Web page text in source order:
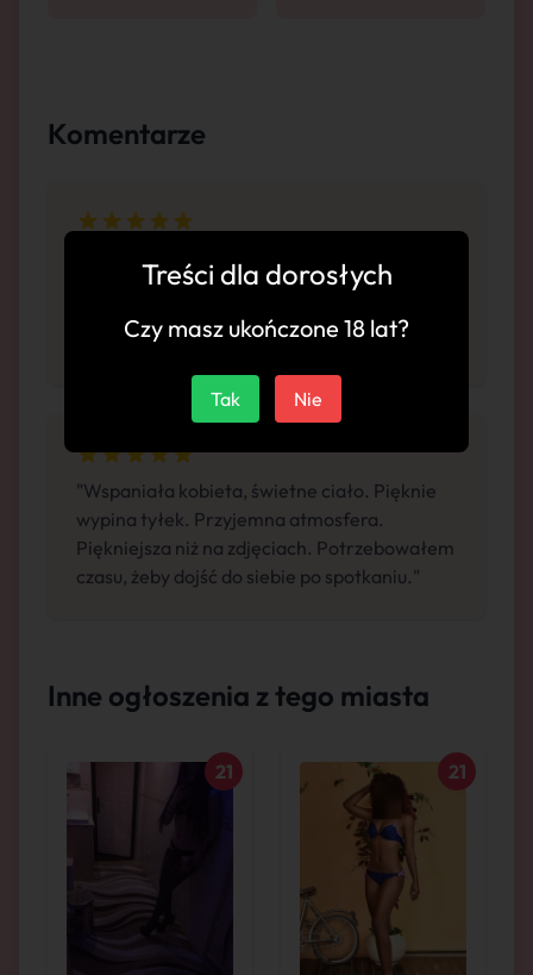
Komentarze
"Najlepsza! Gorący temperament. Lodzik do
samego końca. Przytulne lokum. Jak dla
mnie 10/10. Nie mogę się doczekać kolejnej
wizyty."
"Wspaniała kobieta, świetne ciało. Pięknie
wypina tyłek. Przyjemna atmosfera.
Piękniejsza niż na zdjęciach. Potrzebowałem
czasu, żeby dojść do siebie po spotkaniu."
Inne ogłoszenia z tego miasta
21 21
Treści dla dorosłych
Czy masz ukończone 18 lat?
Tak Nie